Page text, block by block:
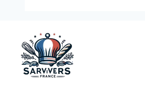
content